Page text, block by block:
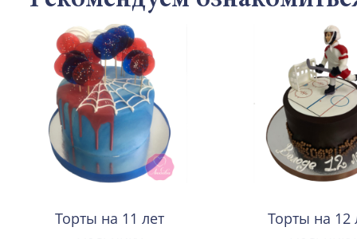
Торты на 11 лет
Торты на 12